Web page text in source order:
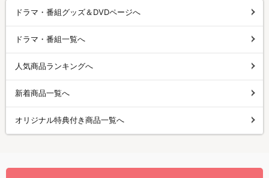
ドラマ・番組グッズ＆DVDページへ
ドラマ・番組一覧へ
人気商品ランキングへ
新着商品一覧へ
オリジナル特典付き商品一覧へ